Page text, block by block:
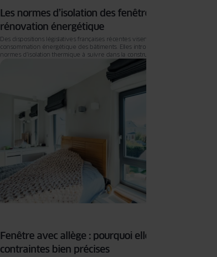
Les normes d’isolation des fenêtres pour la
rénovation énergétique
Des dispositions législatives françaises récentes visent à réduire la
consommation énergétique des bâtiments. Elles introduisent un ensemble de
normes d’isolation thermique à suivre dans la construction de bâtiments et
dans leur rénovation. Quelles sont les nouvelles normes d’isolation ? Voici un
tour d’horizon des lois et des labels essentiels que les propriétaires doivent
respecter, souvent en investissant dans des solutions énergétiques
Fenêtre avec allège : pourquoi elle répond à des
contraintes bien précises